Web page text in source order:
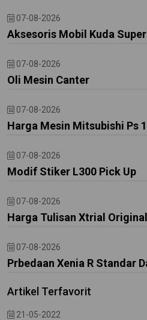
07-08-2026
Aksesoris Mobil Kuda Super
07-08-2026
Oli Mesin Canter
07-08-2026
Harga Mesin Mitsubishi Ps
07-08-2026
Modif Stiker L300 Pick Up
07-08-2026
Harga Tulisan Xtrial
07-08-2026
Prbedaan Xenia R Standar
Artikel Terfavorit
21-05-2022